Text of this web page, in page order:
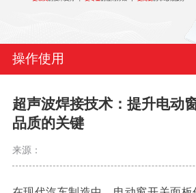
操作使用
超声波焊接技术：提升电动
品质的关键
来源：